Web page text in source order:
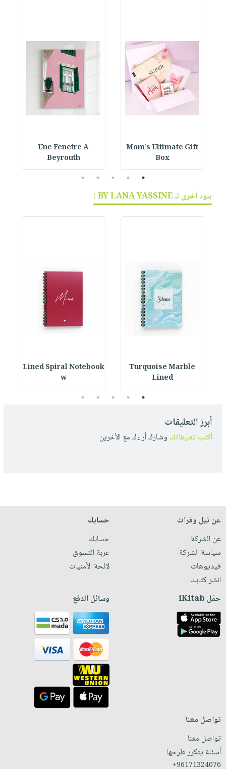
Mom’s Ultimate Gift
Box
Une Fenetre A
Beyrouth
1
2
3
4
5
بنود أخرى لـ BY LANA YASSINE :
Turquoise Marble
Lined
Lined Spiral Notebook
w
1
2
3
4
5
أبرز التعليقات
أكتب تعليقاتك وشارك أراءك مع الأخرين
عن نيل وفرات
عن الشركة
سياسة الشركة
فيديوهات
انشر كتابك
حسابك
حسابك
عربة التسوق
لائحة الأمنيات
حمّل iKitab وسائل الدفع
تواصل معنا
تواصل معنا
أسئلة يتكرر طرحها
+96171324076